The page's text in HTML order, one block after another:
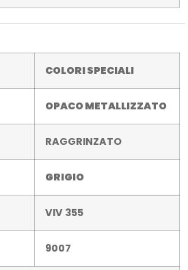
COLORI SPECIALI
OPACO METALLIZZATO
RAGGRINZATO
GRIGIO
VIV 355
9007